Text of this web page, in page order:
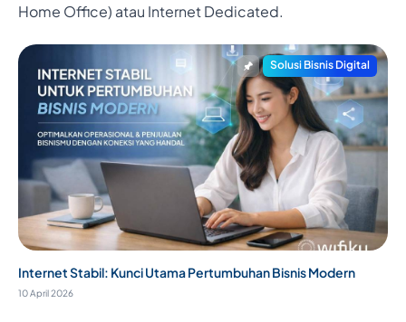
Home Office) atau Internet Dedicated.
Solusi Bisnis Digital
Internet Stabil: Kunci Utama Pertumbuhan Bisnis Modern
10 April 2026